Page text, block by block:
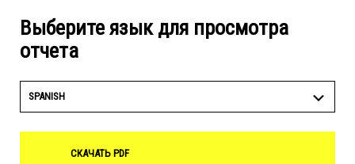
Выберите язык для просмотра
отчета
SPANISH
СКАЧАТЬ PDF